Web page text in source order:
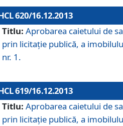
620/16.12.2013
Titlu: Aprobarea caietului de
prin licitaţie publică, a
nr. 1.
619/16.12.2013
Titlu: Aprobarea caietului de
prin licitaţie publică, a